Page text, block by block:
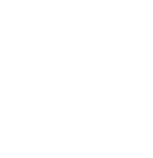
人明天爱女人，今天是情敌明天
未回到第一线当台前厨。为了证
面开始，脑停止的情况就接连不